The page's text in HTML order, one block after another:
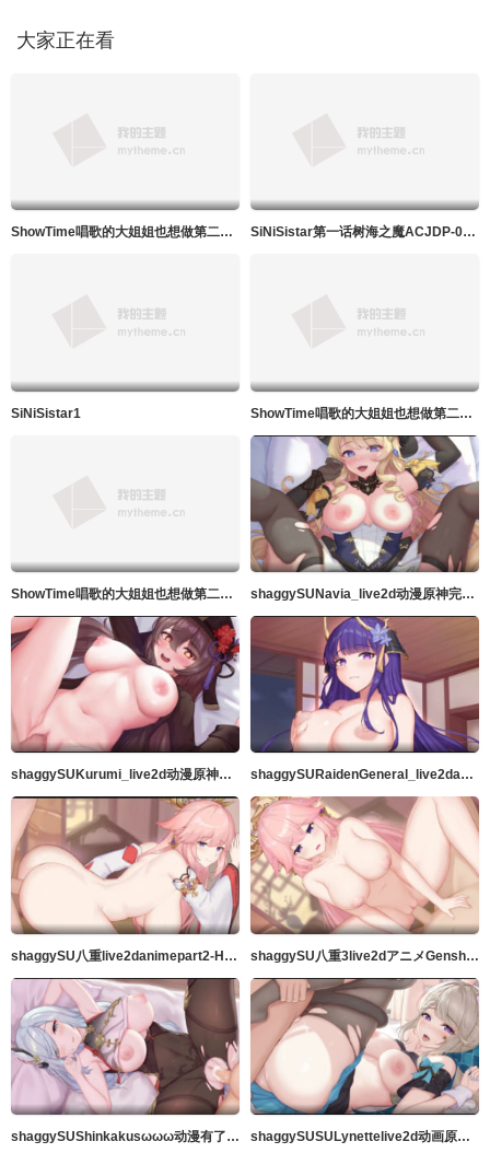
大家正在看
ShowTime唱歌的大姐姐也想做第二季_第08集 SiNiSistar第一话树海之魔ACJDP-0057
SiNiSistar1 ShowTime唱歌的大姐姐也想做第二季_第07集
ShowTime唱歌的大姐姐也想做第二季_第06集 shaggySUNavia_live2d动漫原神完整版带ASMR音频MP4
shaggySUKurumi_live2d动漫原神完整版带ASMR音频MP4 shaggySURaidenGeneral_live2danimeGenshinImpactfurubaji版本带音频高品质60fps
shaggySU八重live2danimepart2-H动漫Riban线视图-Hanime1.me shaggySU八重3live2dアニメGenshinImpact音声付フルバージョンきMP4
shaggySUShinkakusωωω动漫有了这些胸部你不可能成为仙女吧 shaggySUSULynettelive2d动画原神带ASMR音频的完整版